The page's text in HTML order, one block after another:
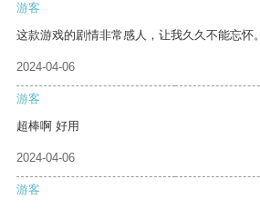
游客
这款游戏的剧情非常感人，让我久久不能忘怀。
2024-04-06
游客
超棒啊 好用
2024-04-06
游客